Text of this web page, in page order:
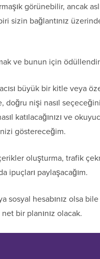
görünebilir, ancak
sizin bağlantınız
ve bunun için
büyük bir kitle veya
doğru nişi nasıl
katılacağınızı ve
göstereceğim.
oluşturma, trafik
ipuçları paylaşacağım.
hesabınız olsa bile
bir planınız olacak.